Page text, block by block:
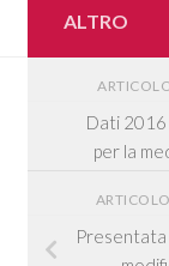
ALTRO
Dati 2016
per la